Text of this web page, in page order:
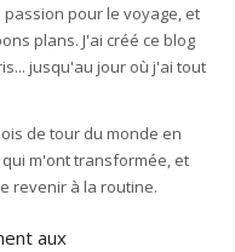
aux
passion pour le voyage, et
plans. J'ai créé ce blog
jusqu'au jour où j'ai tout
de tour du monde en
m'ont transformée, et
revenir à la routine.